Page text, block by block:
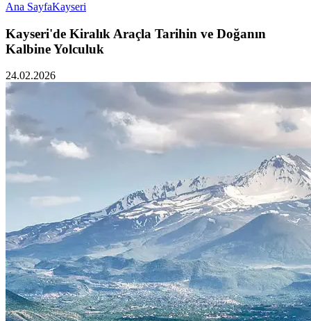
Ana SayfaKayseri
Kayseri'de Kiralık Araçla Tarihin ve Doğanın
Kalbine Yolculuk
24.02.2026